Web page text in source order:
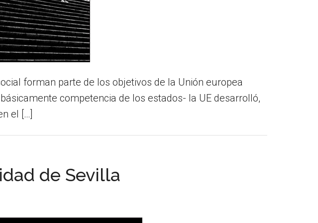
forman parte de los objetivos de la Unión europea
competencia de los estados- la UE desarrolló,
el […]
de Sevilla